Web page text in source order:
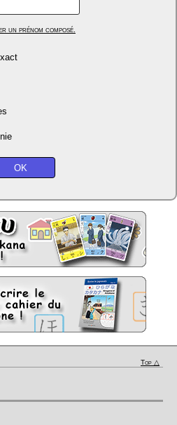
un prénom composé.
Top △